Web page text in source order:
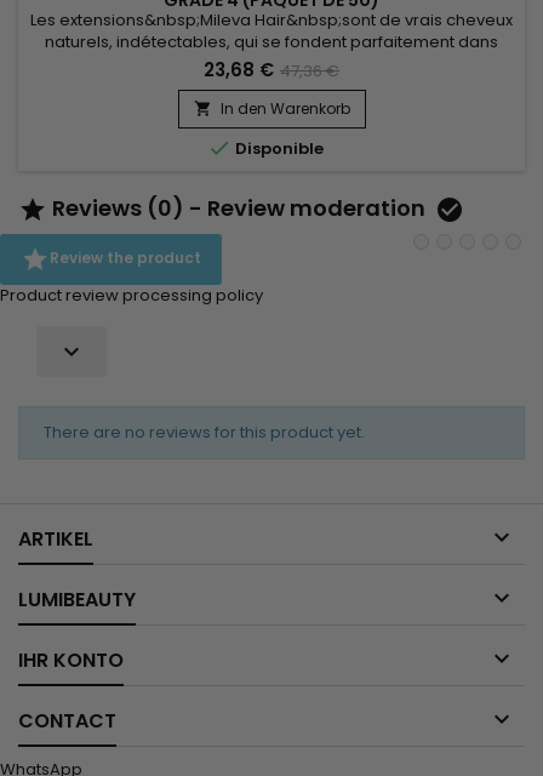
Les extensions&nbsp;Mileva Hair&nbsp;sont de vrais cheveux
naturels, indétectables, qui se fondent parfaitement dans
votre chevelure, en augmentant son volume ou sa
longueur.&nbsp; Très soyeux, très doux ils sont 100% rémy
hair.&nbsp; &nbsp;Le cheveu est très léger, souple et donne
un look très naturel.
23,68 € 47,36 €
 In den Warenkorb
 Disponible
 Reviews (0) - Review moderation 
Review the product
Product review processing policy

There are no reviews for this product yet.
ARTIKEL 
LUMIBEAUTY 
IHR KONTO 
CONTACT 
WhatsApp